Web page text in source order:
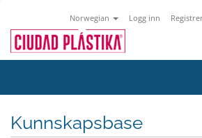
Norwegian Logg inn
Kunnskapsbase